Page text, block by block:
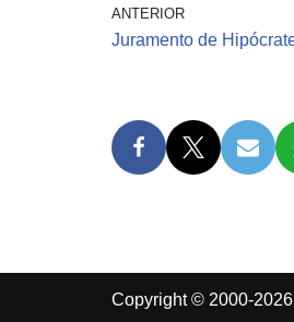
ANTERIOR
Juramento de
Copyright © 2000-